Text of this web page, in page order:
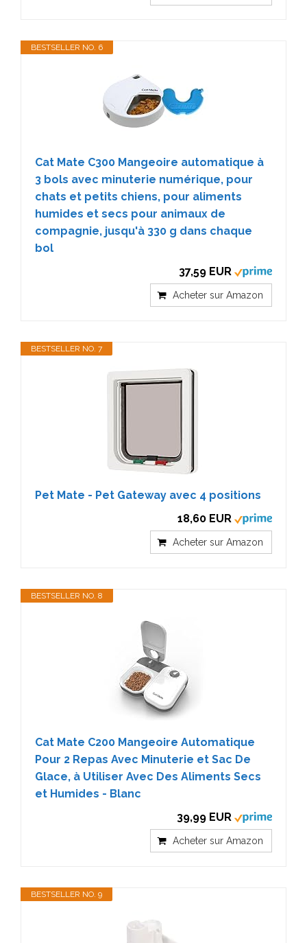
BESTSELLER NO. 6
Cat Mate C300 Mangeoire automatique à
3 bols avec minuterie numérique, pour
chats et petits chiens, pour aliments
humides et secs pour animaux de
compagnie, jusqu'à 330 g dans chaque
bol
37,59 EUR
Acheter sur Amazon
BESTSELLER NO. 7
Pet Mate - Pet Gateway avec 4 positions
18,60 EUR
Acheter sur Amazon
BESTSELLER NO. 8
Cat Mate C200 Mangeoire Automatique
Pour 2 Repas Avec Minuterie et Sac De
Glace, à Utiliser Avec Des Aliments Secs
et Humides - Blanc
39,99 EUR
Acheter sur Amazon
BESTSELLER NO. 9